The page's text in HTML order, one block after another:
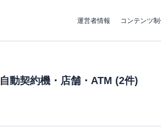
運営者情報 コンテンツ
動契約機・店舗・ATM (2件)